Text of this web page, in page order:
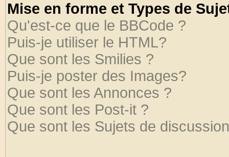
Mise en forme et Types de
Qu'est-ce que le BBCode ?
Puis-je utiliser le HTML?
Que sont les Smilies ?
Puis-je poster des Images?
Que sont les Annonces ?
Que sont les Post-it ?
Que sont les Sujets de